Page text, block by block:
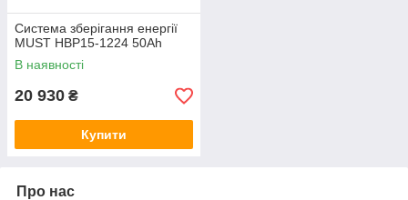
Система зберігання енергії
MUST HBP15-1224 50Ah
В наявності
20 930 ₴
Купити
Про нас